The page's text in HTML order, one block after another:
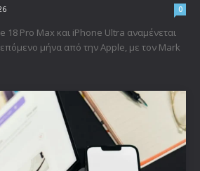
0
18 Pro Max και iPhone Ultra αναμένεται
μήνα από την Apple, με τον Mark